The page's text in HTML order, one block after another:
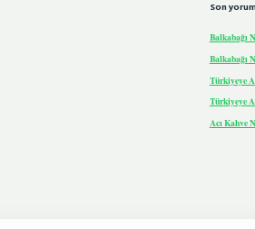
Son
Balkabağı
Balkabağı
Türkiyeye
Türkiyeye
Acı Kahve